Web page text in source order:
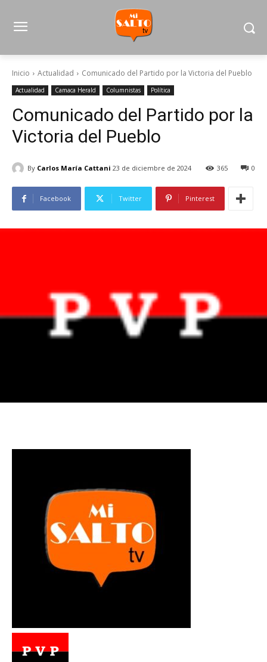
Inicio Actualidad Comunicado del Partido por la Victoria del Pueblo
Actualidad Camaca Herald Columnistas Política
Comunicado del Partido por la
Victoria del Pueblo
By Carlos María Cattani 23 de diciembre de 2024 0
365
Facebook Twitter Pinterest